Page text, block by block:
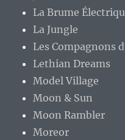
La Brume
La Jungle
Les Compagnons
Lethian Dreams
Model Village
Moon & Sun
Moon Rambler
Moreor